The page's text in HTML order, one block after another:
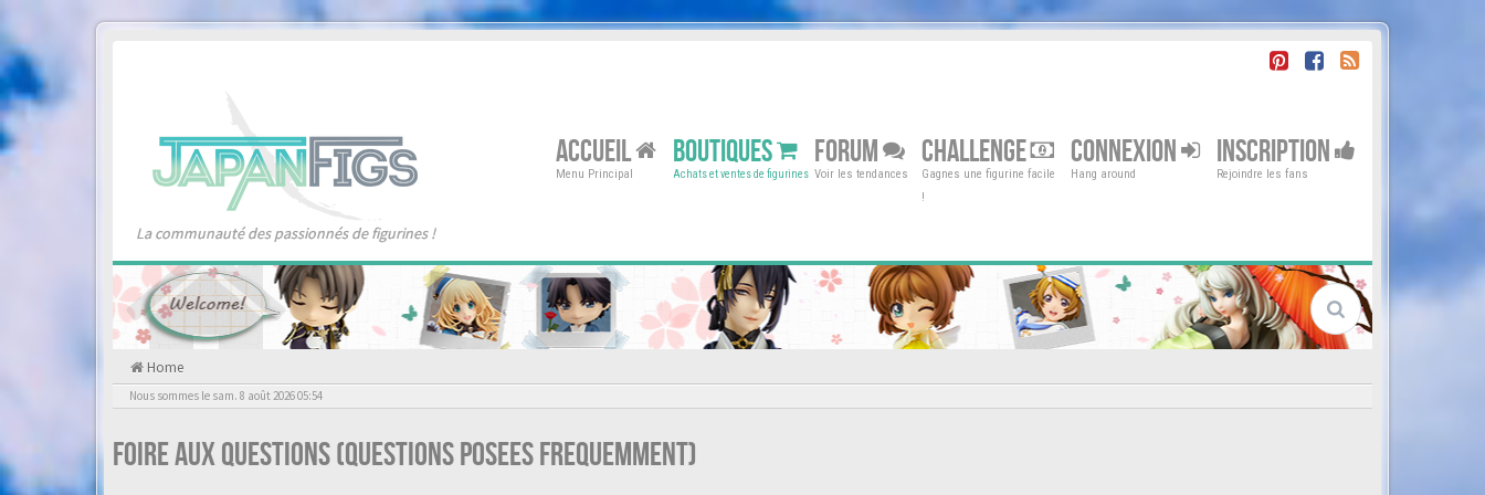
La communauté des passionnés de figurines !
ACCUEIL
Menu Principal
BOUTIQUES
Achats et ventes de figurines
FORUM
Voir les tendances
CHALLENGE
Gagnes une figurine facile
!
CONNEXION
Hang around
INSCRIPTION
Rejoindre les fans
Home
Nous sommes le sam. 8 août 2026 05:54
Foire aux questions (Questions posees frequemment)